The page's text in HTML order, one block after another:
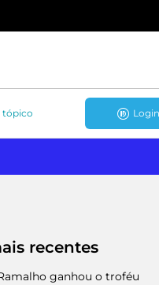
tópico Login
recentes
ganhou o troféu